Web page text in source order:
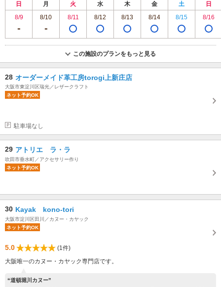
日 月 火 水 木 金 土
日
8/9
8/10 8/11 8/12 8/13 8/14 8/15 8/16
この施設のプランをもっと見る
28 オーダーメイド革工房torogi上新庄店
大阪市東淀川区瑞光／レザークラフト
ネット予約OK
駐車場なし
29 アトリエ ラ・ラ
吹田市垂水町／アクセサリー作り
ネット予約OK
30 Kayak kono-tori
大阪市淀川区田川／カヌー・カヤック
ネット予約OK
5.0
(1件)
大阪唯一のカヌー・カヤック専門店です。
“道頓堀川カヌー”